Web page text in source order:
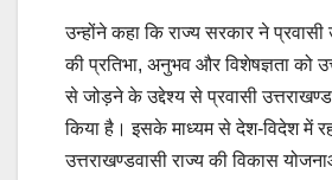
उन्होंने कहा कि राज्य सरकार ने प्रवासी
की प्रतिभा, अनुभव और विशेषज्ञता को
से जोड़ने के उद्देश्य से प्रवासी
किया है। इसके माध्यम से देश-विदेश में
उत्तराखण्डवासी राज्य की विकास